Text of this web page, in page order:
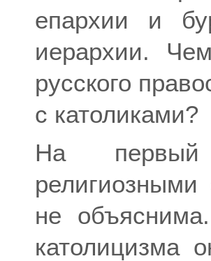
епархии и
иерархии.
русского
с католиками?
На первый
не
католицизма